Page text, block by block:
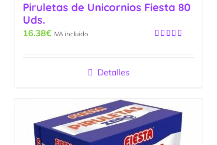
Piruletas de Unicornios Fiesta 80
Uds.
5
16.38€ IVA incluido
Detalles